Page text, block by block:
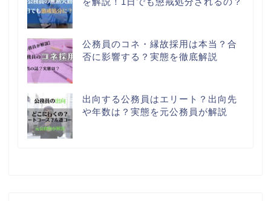
公務員のコネ・縁故採用は本当？合
否に影響する？実態を徹底解説
出向する公務員はエリート？出向先
や年数は？実態を元公務員が解説